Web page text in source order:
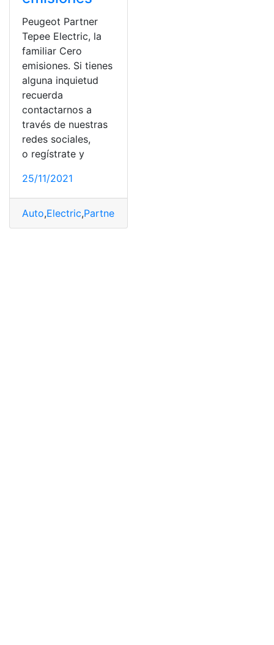
Peugeot Partner
Tepee Electric, la
familiar Cero
emisiones. Si tienes
alguna inquietud
recuerda
contactarnos a
través de nuestras
redes sociales,
o regístrate y
25/11/2021
Auto,Electric,Partner